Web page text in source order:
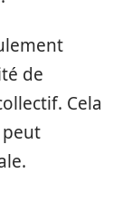
de
Cela
peut